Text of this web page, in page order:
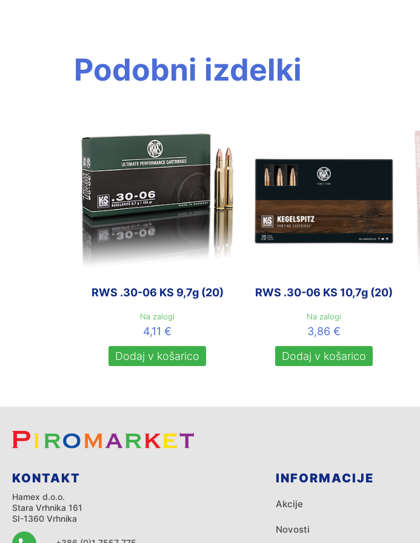
Podobni izdelki
RWS .30-06 KS 9,7g (20)
Na zalogi
4,11 €
Dodaj v košarico
RWS .30-06 KS 10,7g (20)
Na zalogi
3,86 €
Dodaj v košarico
KONTAKT
Hamex d.o.o.
Stara Vrhnika 161
SI-1360 Vrhnika
INFORMACIJE
Akcije
Novosti